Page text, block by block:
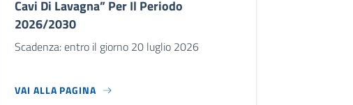
Cavi Di Lavagna” Per Il Periodo
2026/2030
Scadenza: entro il giorno 20 luglio 2026
VAI ALLA PAGINA